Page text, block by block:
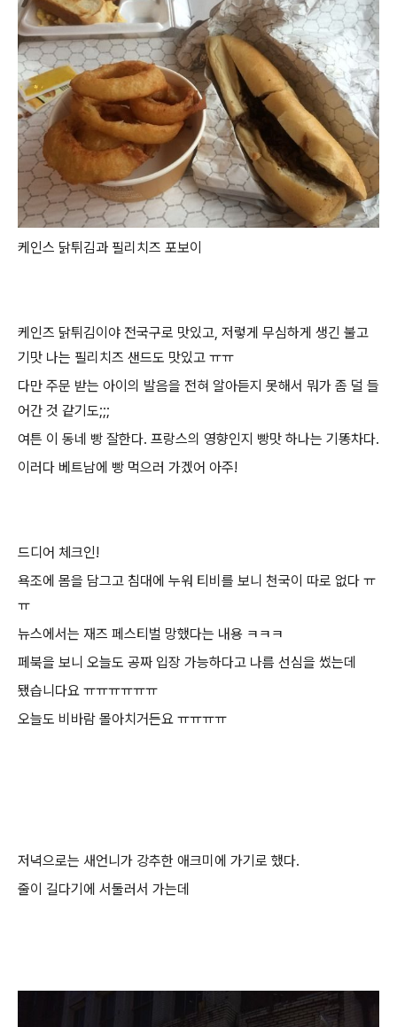
케인스 닭튀김과 필리치즈 포보이
케인즈 닭튀김이야 전국구로 맛있고, 저렇게 무심하게 생긴 불고
기맛 나는 필리치즈 샌드도 맛있고 ㅠㅠ
다만 주문 받는 아이의 발음을 전혀 알아듣지 못해서 뭐가 좀 덜 들
어간 것 같기도;;;
여튼 이 동네 빵 잘한다. 프랑스의 영향인지 빵맛 하나는 기똥차다.
이러다 베트남에 빵 먹으러 가겠어 아주!
드디어 체크인!
욕조에 몸을 담그고 침대에 누워 티비를 보니 천국이 따로 없다 ㅠ
ㅠ
뉴스에서는 재즈 페스티벌 망했다는 내용 ㅋㅋㅋ
페북을 보니 오늘도 공짜 입장 가능하다고 나름 선심을 썼는데
됐습니다요 ㅠㅠㅠㅠㅠㅠ
오늘도 비바람 몰아치거든요 ㅠㅠㅠㅠ
저녁으로는 새언니가 강추한 애크미에 가기로 했다.
줄이 길다기에 서둘러서 가는데